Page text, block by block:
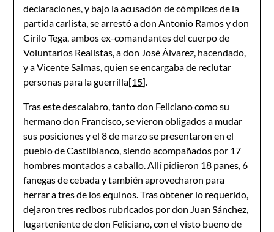
declaraciones, y bajo la acusación de cómplices de la
partida carlista, se arrestó a don Antonio Ramos y don
Cirilo Tega, ambos ex-comandantes del cuerpo de
Voluntarios Realistas, a don José Álvarez, hacendado,
y a Vicente Salmas, quien se encargaba de reclutar
personas para la guerrilla[15].
Tras este descalabro, tanto don Feliciano como su
hermano don Francisco, se vieron obligados a mudar
sus posiciones y el 8 de marzo se presentaron en el
pueblo de Castilblanco, siendo acompañados por 17
hombres montados a caballo. Allí pidieron 18 panes, 6
fanegas de cebada y también aprovecharon para
herrar a tres de los equinos. Tras obtener lo requerido,
dejaron tres recibos rubricados por don Juan Sánchez,
lugarteniente de don Feliciano, con el visto bueno de